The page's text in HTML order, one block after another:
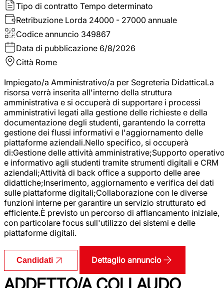
Tipo di contratto Tempo determinato
Retribuzione Lorda 24000 - 27000 annuale
Codice annuncio 349867
Data di pubblicazione 6/8/2026
Città Rome
Impiegato/a Amministrativo/a per Segreteria DidatticaLa
risorsa verrà inserita all'interno della struttura
amministrativa e si occuperà di supportare i processi
amministrativi legati alla gestione delle richieste e della
documentazione degli studenti, garantendo la corretta
gestione dei flussi informativi e l'aggiornamento delle
piattaforme aziendali.Nello specifico, si occuperà
di:Gestione delle attività amministrative;Supporto
e informativo agli studenti tramite strumenti digitali e CRM
aziendali;Attività di back office a supporto delle aree
didattiche;Inserimento, aggiornamento e verifica dei dati
sulle piattaforme digitali;Collaborazione con le diverse
funzioni interne per garantire un servizio strutturato ed
efficiente.È previsto un percorso di affiancamento iniziale,
con particolare focus sull'utilizzo dei sistemi e delle
piattaforme digitali.
Candidati Dettaglio annuncio
ADDETTO/A COLLAUDO